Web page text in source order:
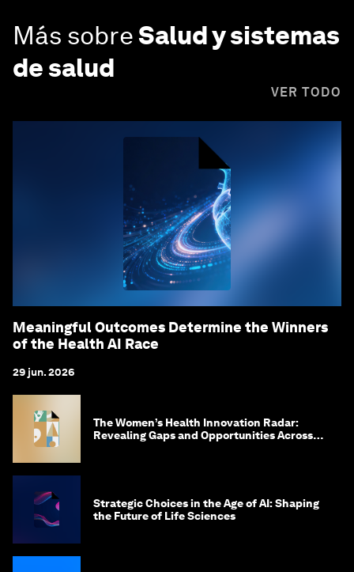
Más sobreSalud y sistemas
de salud
VER TODO
Meaningful Outcomes Determine the Winners
of the Health AI Race
29 jun. 2026
The Women’s Health Innovation Radar:
Revealing Gaps and Opportunities Across
Strategic Choices in the Age of AI: Shaping
the Future of Life Sciences